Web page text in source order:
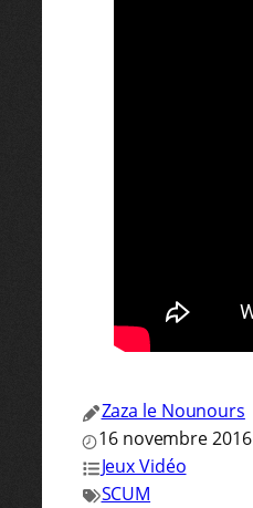
Zaza le Nounours
16 novembre 2016
Jeux Vidéo
SCUM